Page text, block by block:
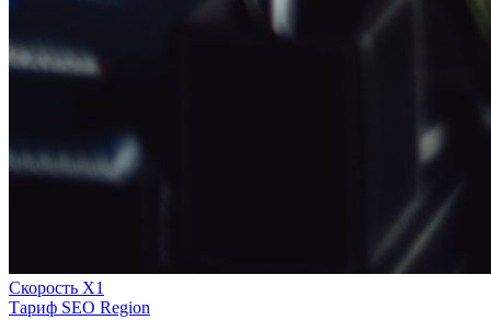
Скорость Х1
Тариф SEO Region